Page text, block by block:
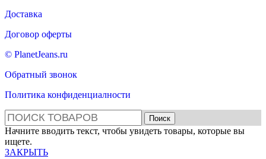
Доставка
Договор оферты
© PlanetJeans.ru
Обратный звонок
Политика конфиденциалности
Поиск
Начните вводить текст, чтобы увидеть товары, которые вы
ищете.
ЗАКРЫТЬ